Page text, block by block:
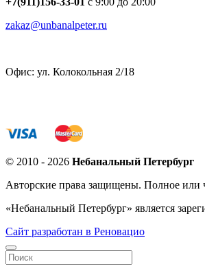
zakaz@unbanalpeter.ru
Офис: ул. Колокольная 2/18
© 2010 - 2026 Небанальный Петербург
Авторские права защищены. Полное или
«Небанальный Петербург» является
Сайт разработан в Реновацио